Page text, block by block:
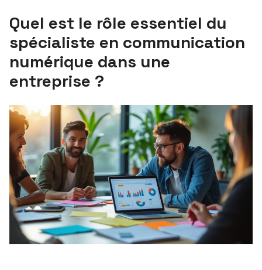
Quel est le rôle essentiel du
spécialiste en communication
numérique dans une
entreprise ?